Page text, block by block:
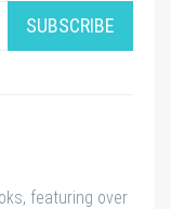
SUBSCRIBE
featuring over